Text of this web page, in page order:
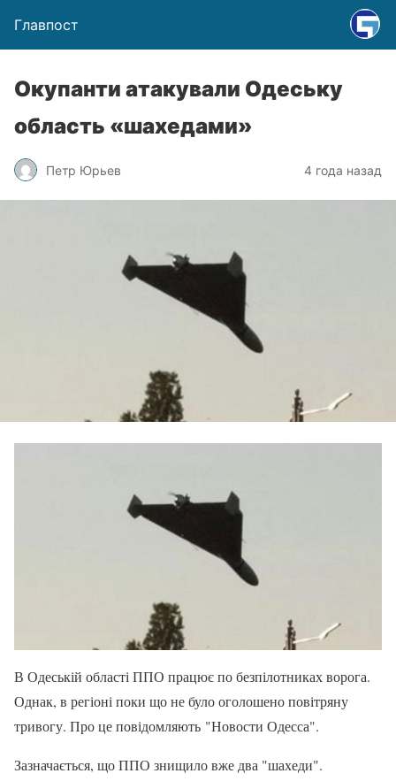
Главпост
Окупанти атакували Одеську
область «шахедами»
Петр Юрьев 4 года назад
В Одеській області ППО працює по безпілотниках ворога.
Однак, в регіоні поки що не було оголошено повітряну
тривогу. Про це повідомляють "Новости Одесса".
Зазначається, що ППО знищило вже два "шахеди".